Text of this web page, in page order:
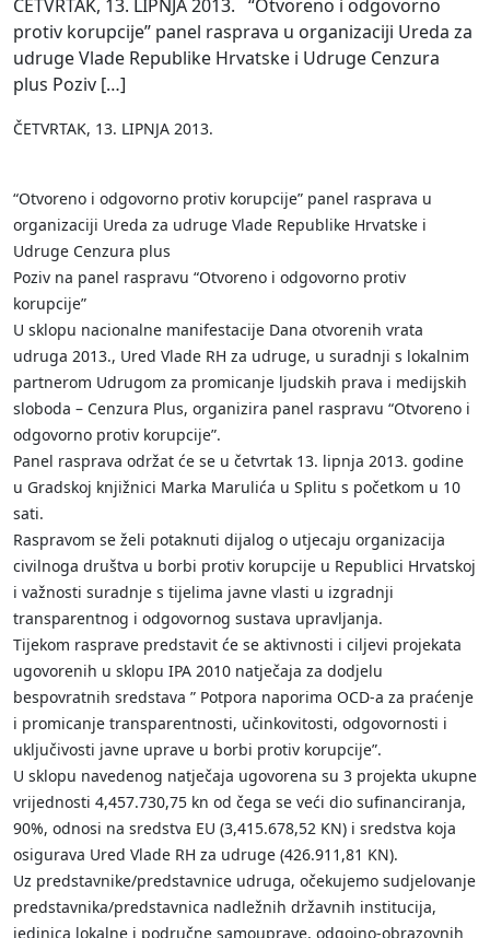
ČETVRTAK, 13. LIPNJA 2013. “Otvoreno i odgovorno
protiv korupcije” panel rasprava u organizaciji Ureda za
udruge Vlade Republike Hrvatske i Udruge Cenzura
plus Poziv […]
ČETVRTAK, 13. LIPNJA 2013.
“Otvoreno i odgovorno protiv korupcije” panel rasprava u
organizaciji Ureda za udruge Vlade Republike Hrvatske i
Udruge Cenzura plus
Poziv na panel raspravu “Otvoreno i odgovorno protiv
korupcije”
U sklopu nacionalne manifestacije Dana otvorenih vrata
udruga 2013., Ured Vlade RH za udruge, u suradnji s lokalnim
partnerom Udrugom za promicanje ljudskih prava i medijskih
sloboda – Cenzura Plus, organizira panel raspravu “Otvoreno i
odgovorno protiv korupcije”.
Panel rasprava održat će se u četvrtak 13. lipnja 2013. godine
u Gradskoj knjižnici Marka Marulića u Splitu s početkom u 10
sati.
Raspravom se želi potaknuti dijalog o utjecaju organizacija
civilnoga društva u borbi protiv korupcije u Republici Hrvatskoj
i važnosti suradnje s tijelima javne vlasti u izgradnji
transparentnog i odgovornog sustava upravljanja.
Tijekom rasprave predstavit će se aktivnosti i ciljevi projekata
ugovorenih u sklopu IPA 2010 natječaja za dodjelu
bespovratnih sredstava ” Potpora naporima OCD-a za praćenje
i promicanje transparentnosti, učinkovitosti, odgovornosti i
uključivosti javne uprave u borbi protiv korupcije”.
U sklopu navedenog natječaja ugovorena su 3 projekta ukupne
vrijednosti 4,457.730,75 kn od čega se veći dio sufinanciranja,
90%, odnosi na sredstva EU (3,415.678,52 KN) i sredstva koja
osigurava Ured Vlade RH za udruge (426.911,81 KN).
Uz predstavnike/predstavnice udruga, očekujemo sudjelovanje
predstavnika/predstavnica nadležnih državnih institucija,
jedinica lokalne i područne samouprave, odgojno-obrazovnih